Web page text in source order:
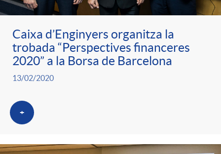
Caixa d’Enginyers organitza la
trobada “Perspectives financeres
2020” a la Borsa de Barcelona
13/02/2020
+